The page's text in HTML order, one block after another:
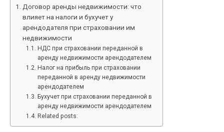
Договор аренды недвижимости: что
влияет на налоги и бухучет у
арендодателя при страховании им
недвижимости
НДС при страховании переданной в
аренду недвижимости арендодателем
Налог на прибыль при страховании
переданной в аренду недвижимости
арендодателем
Бухучет при страховании переданной в
аренду недвижимости арендодателем
Related posts: